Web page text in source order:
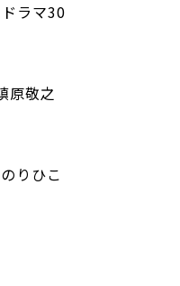
ラマ30
原敬之
りひこ